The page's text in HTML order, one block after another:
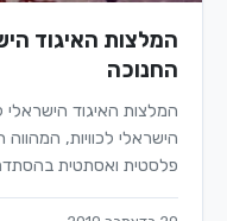
המלצות האיגוד
החנוכה
המלצות האיגוד הישראלי
הישראלי לכוויות,
פלסטית ואסתטית